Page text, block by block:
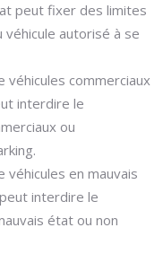
peut fixer des limites
autorisé à se
commerciaux
interdire le
ou
en mauvais
interdire le
état ou non